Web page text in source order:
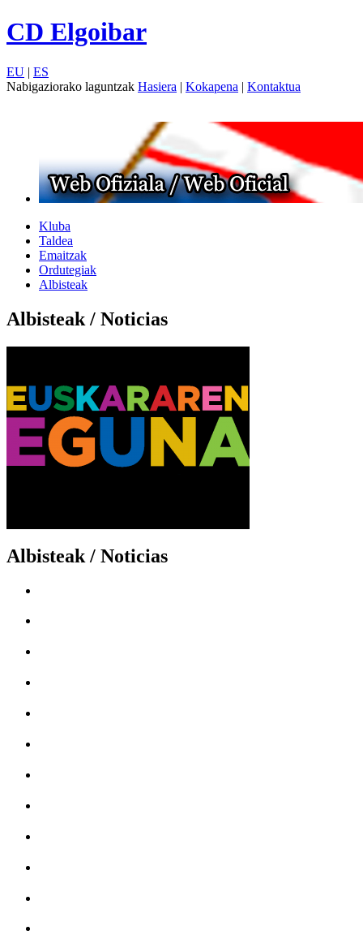
CD Elgoibar
EU | ES
Nabigaziorako laguntzak Hasiera | Kokapena | Kontaktua
Kluba
Taldea
Emaitzak
Ordutegiak
Albisteak
Albisteak / Noticias
Albisteak / Noticias